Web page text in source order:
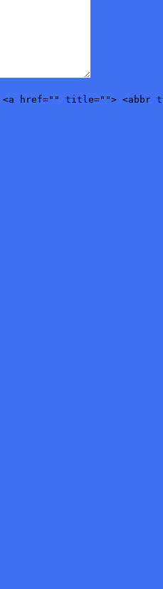
<a href="" title=""> <abbr